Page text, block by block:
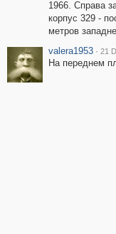
1966. Справа
корпус 329 -
метров
valera1953 · 21
На переднем